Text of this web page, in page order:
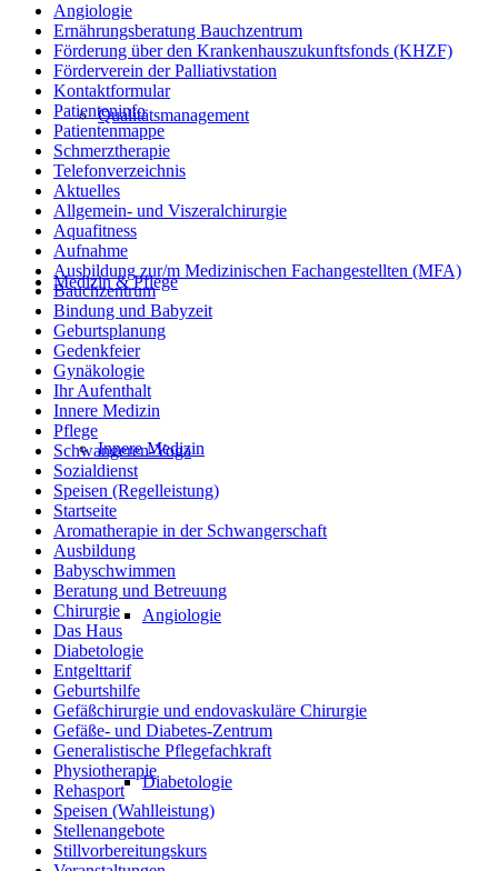
Qualitätsmanagement
Medizin & Pflege
Innere Medizin
Angiologie
Diabetologie
Angiologie
Ernährungsberatung Bauchzentrum
Förderung über den Krankenhauszukunftsfonds (KHZF)
Förderverein der Palliativstation
Kontaktformular
Patienteninfo
Patientenmappe
Schmerztherapie
Telefonverzeichnis
Aktuelles
Allgemein- und Viszeralchirurgie
Aquafitness
Aufnahme
Ausbildung zur/m Medizinischen Fachangestellten (MFA)
Bauchzentrum
Bindung und Babyzeit
Geburtsplanung
Gedenkfeier
Gynäkologie
Ihr Aufenthalt
Innere Medizin
Pflege
Schwangeren-Yoga
Sozialdienst
Speisen (Regelleistung)
Startseite
Aromatherapie in der Schwangerschaft
Ausbildung
Babyschwimmen
Beratung und Betreuung
Chirurgie
Das Haus
Diabetologie
Entgelttarif
Geburtshilfe
Gefäßchirurgie und endovaskuläre Chirurgie
Gefäße- und Diabetes-Zentrum
Generalistische Pflegefachkraft
Physiotherapie
Rehasport
Speisen (Wahlleistung)
Stellenangebote
Stillvorbereitungskurs